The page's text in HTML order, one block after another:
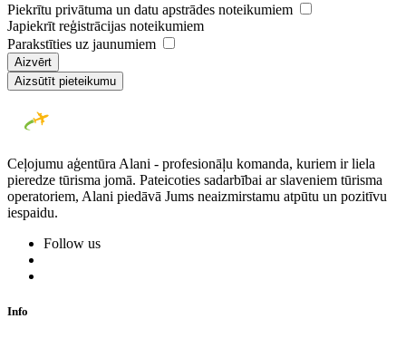
Piekrītu privātuma un datu apstrādes noteikumiem
Japiekrīt reģistrācijas noteikumiem
Parakstīties uz jaunumiem
Aizvērt
Aizsūtīt pieteikumu
Ceļojumu aģentūra Alani - profesionāļu komanda, kuriem ir liela
pieredze tūrisma jomā. Pateicoties sadarbībai ar slaveniem tūrisma
operatoriem, Alani piedāvā Jums neaizmirstamu atpūtu un pozitīvu
iespaidu.
Follow us
Info